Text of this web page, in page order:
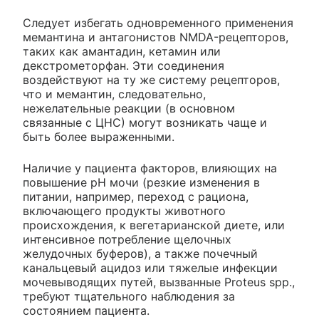
Следует избегать одновременного применения
мемантина и антагонистов NMDA-рецепторов,
таких как амантадин, кетамин или
декстрометорфан. Эти соединения
воздействуют на ту же систему рецепторов,
что и мемантин, следовательно,
нежелательные реакции (в основном
связанные с ЦНС) могут возникать чаще и
быть более выраженными.
Наличие у пациента факторов, влияющих на
повышение pH мочи (резкие изменения в
питании, например, переход с рациона,
включающего продукты животного
происхождения, к вегетарианской диете, или
интенсивное потребление щелочных
желудочных буферов), а также почечный
канальцевый ацидоз или тяжелые инфекции
мочевыводящих путей, вызванные Proteus spp.,
требуют тщательного наблюдения за
состоянием пациента.